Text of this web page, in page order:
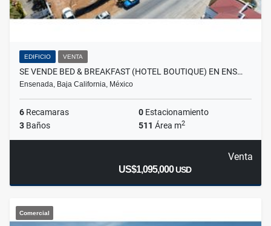
EDIFICIO VENTA
SE VENDE BED & BREAKFAST (HOTEL BOUTIQUE) EN ENS…
Ensenada, Baja California, México
6 Recamaras 0 Estacionamiento
3 Baños 511 Área m2
Venta
US$1,095,000USD
Comercial